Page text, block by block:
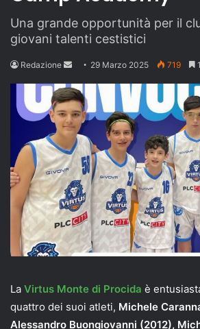
Una grande opportunità per il
giovani talenti cestistici
Redazione
Send
email
29 Marzo 2025 719
La Virtus Monte di Procida è
quattro dei suoi atleti, Michele
Alessandro Buongiovanni (2012),